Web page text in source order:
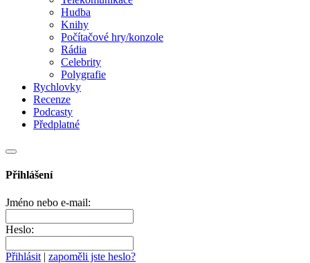
Hudba
Knihy
Počítačové hry/konzole
Rádia
Celebrity
Polygrafie
Rychlovky
Recenze
Podcasty
Předplatné
Přihlášení
Jméno nebo e-mail:
Heslo:
Přihlásit | zapoměli jste heslo?